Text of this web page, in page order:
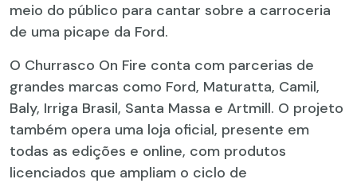
meio do público para cantar sobre a carroceria
de uma picape da Ford.
O Churrasco On Fire conta com parcerias de
grandes marcas como Ford, Maturatta, Camil,
Baly, Irriga Brasil, Santa Massa e Artmill. O projeto
também opera uma loja oficial, presente em
todas as edições e online, com produtos
licenciados que ampliam o ciclo de